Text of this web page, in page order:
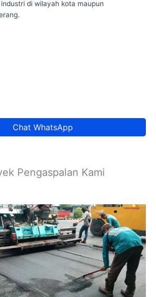
di wilayah kota maupun
Chat WhatsApp
Pengaspalan Kami